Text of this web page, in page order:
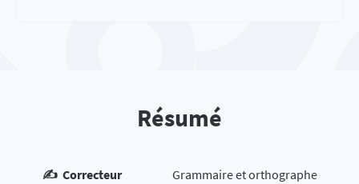
Résumé
✍️ Correcteur
Grammaire et orthographe